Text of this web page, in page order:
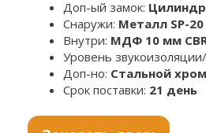
Доп-ый замок:
Снаружи: Металл SP-
Внутри: МДФ 10 мм
Уровень
Доп-но: Стальной
Срок поставки: 21 день